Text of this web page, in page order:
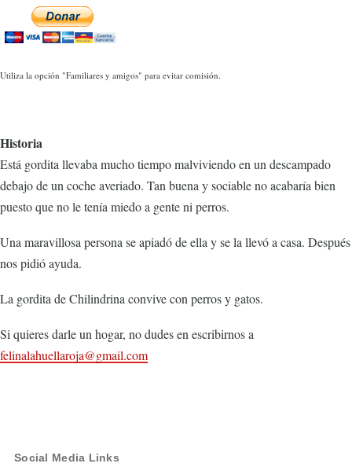
Utiliza la opción "Familiares y amigos" para evitar comisión.
Historia
Está gordita llevaba mucho tiempo malviviendo en un descampado
debajo de un coche averiado. Tan buena y sociable no acabaría bien
puesto que no le tenía miedo a gente ni perros.
Una maravillosa persona se apiadó de ella y se la llevó a casa. Después
nos pidió ayuda.
La gordita de Chilindrina convive con perros y gatos.
Si quieres darle un hogar, no dudes en escribirnos a
felinalahuellaroja@gmail.com
Social Media Links